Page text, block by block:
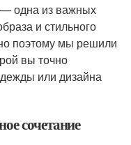
— одна из важных
и стильного
поэтому мы решили
вы точно
или дизайна
сочетание